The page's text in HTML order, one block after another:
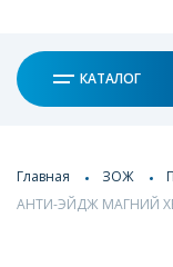
КАТАЛОГ
Главная ЗОЖ
АНТИ-ЭЙДЖ МАГНИЙ